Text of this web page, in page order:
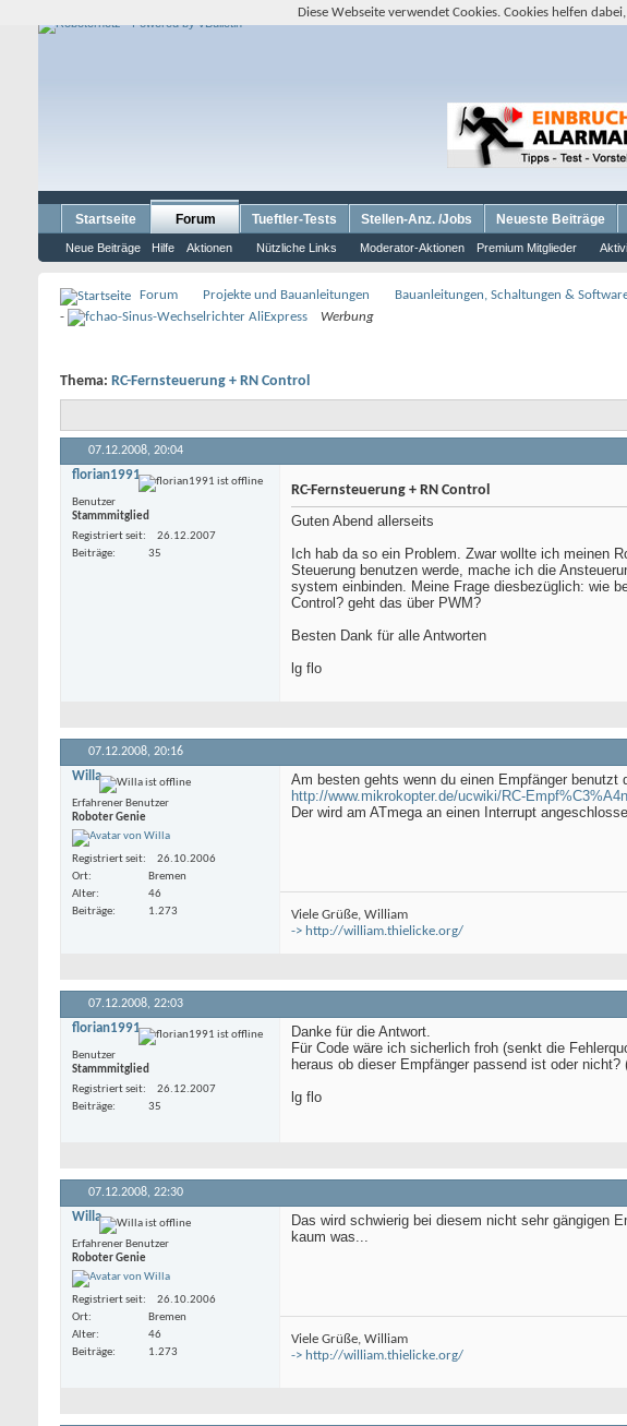
Startseite Forum
Neue Beiträge Hilfe Aktionen Nützliche Links Moderator-Aktionen Premium Mitglieder
Tueftler-Tests Stellen-Anz. /Jobs Neueste Beiträge
Forum Projekte und Bauanleitungen Bauanleitungen, Schaltungen &
-
Werbung
Thema: RC-Fernsteuerung + RN Control
07.12.2008, 20:04
florian1991
Benutzer
Stammmitglied
Registriert seit
26.12.2007
Beiträge
35
RC-Fernsteuerung + RN Control
Guten Abend allerseits
Ich hab da so ein Problem. Zwar wollte ich meinen
Steuerung benutzen werde, mache ich die
system einbinden. Meine Frage diesbezüglich: wie
Control? geht das über PWM?
Besten Dank für alle Antworten
lg flo
07.12.2008, 20:16
Willa
Erfahrener Benutzer
Roboter Genie
Registriert seit
26.10.2006
Ort
Bremen
Alter
46
Beiträge
1.273
Am besten gehts wenn du einen Empfänger benutzt
http://www.mikrokopter.de/ucwiki/RC-
Der wird am ATmega an einen Interrupt
Viele Grüße, William
-> http://william.thielicke.org/
07.12.2008, 22:03
florian1991
Benutzer
Stammmitglied
Registriert seit
26.12.2007
Beiträge
35
Danke für die Antwort.
Für Code wäre ich sicherlich froh (senkt die
heraus ob dieser Empfänger passend ist oder
lg flo
07.12.2008, 22:30
Willa
Erfahrener Benutzer
Roboter Genie
Registriert seit
26.10.2006
Ort
Bremen
Alter
46
Beiträge
1.273
Das wird schwierig bei diesem nicht sehr gängigen
kaum was...
Viele Grüße, William
-> http://william.thielicke.org/
Diese Webseite verwendet Cookies. Cookies helfen